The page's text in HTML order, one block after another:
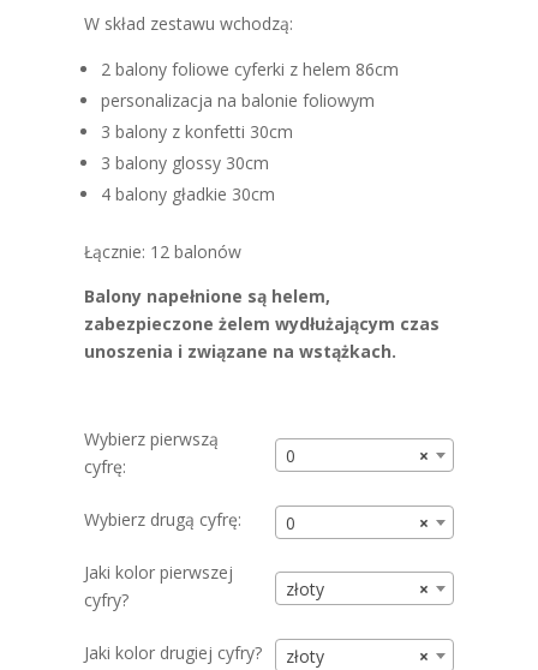
W skład zestawu wchodzą:
2 balony foliowe cyferki z helem 86cm
personalizacja na balonie foliowym
3 balony z konfetti 30cm
3 balony glossy 30cm
4 balony gładkie 30cm
Łącznie: 12 balonów
Balony napełnione są helem,
zabezpieczone żelem wydłużającym czas
unoszenia i związane na wstążkach.
Wybierz pierwszą
cyfrę:
×
0
Wybierz drugą cyfrę: ×
0
Jaki kolor pierwszej
cyfry?
×
złoty
Jaki kolor drugiej cyfry? ×
złoty